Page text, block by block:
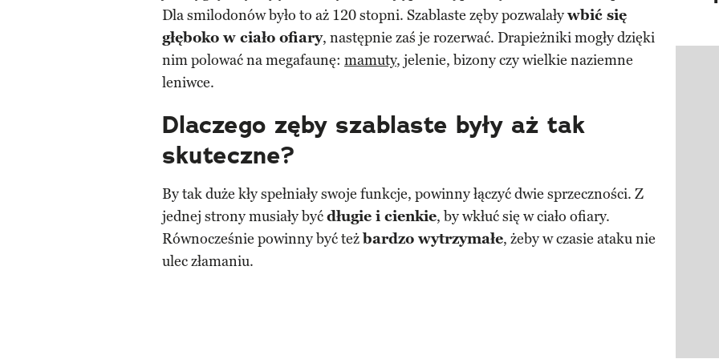
Dla smilodonów było to aż 120 stopni. Szablaste zęby pozwalaływbić się
głęboko w ciało ofiary, następnie zaś je rozerwać. Drapieżniki mogły dzięki
nim polować na megafaunę: mamuty, jelenie, bizony czy wielkie naziemne
leniwce.
Dlaczego zęby szablaste były aż tak
skuteczne?
By tak duże kły spełniały swoje funkcje, powinny łączyć dwie sprzeczności. Z
jednej strony musiały byćdługie i cienkie, by wkłuć się w ciało ofiary.
Równocześnie powinny być teżbardzo wytrzymałe, żeby w czasie ataku nie
ulec złamaniu.